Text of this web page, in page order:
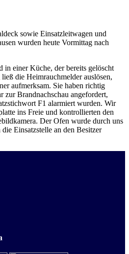
sowie Einsatzleitwagen und
wurden heute Vormittag nach
in einer Küche, der bereits gelöscht
die Heimrauchmelder auslösen,
aufmerksam. Sie haben richtig
zur Brandnachschau angefordert,
F1 alarmiert wurden. Wir
ins Freie und kontrollierten den
Der Ofen wurde durch uns
Einsatzstelle an den Besitzer